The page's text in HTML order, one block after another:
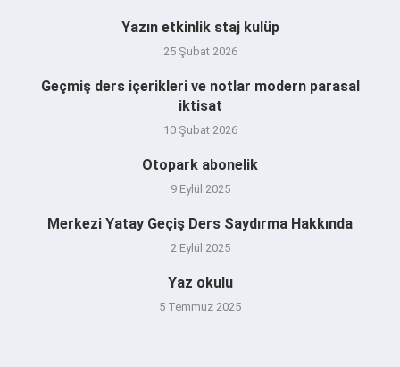
Yazın etkinlik staj kulüp
25 Şubat 2026
Geçmiş ders içerikleri ve notlar modern parasal
iktisat
10 Şubat 2026
Otopark abonelik
9 Eylül 2025
Merkezi Yatay Geçiş Ders Saydırma Hakkında
2 Eylül 2025
Yaz okulu
5 Temmuz 2025